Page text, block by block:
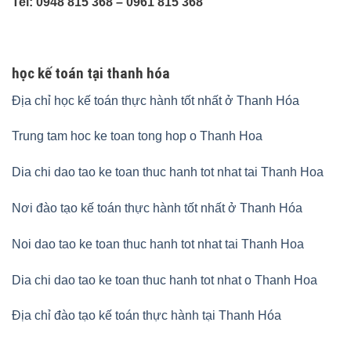
học kế toán tại thanh hóa
Địa chỉ học kế toán thực hành tốt nhất ở Thanh Hóa
Trung tam hoc ke toan tong hop o Thanh Hoa
Dia chi dao tao ke toan thuc hanh tot nhat tai Thanh Hoa
Nơi đào tạo kế toán thực hành tốt nhất ở Thanh Hóa
Noi dao tao ke toan thuc hanh tot nhat tai Thanh Hoa
Dia chi dao tao ke toan thuc hanh tot nhat o Thanh Hoa
Địa chỉ đào tạo kế toán thực hành tại Thanh Hóa